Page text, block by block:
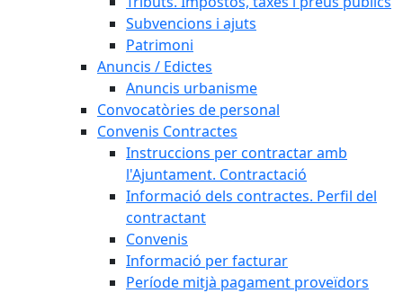
Subvencions i ajuts
Patrimoni
Anuncis / Edictes
Anuncis urbanisme
Convocatòries de personal
Convenis Contractes
Instruccions per contractar amb
l'Ajuntament. Contractació
Informació dels contractes. Perfil del
contractant
Convenis
Informació per facturar
Període mitjà pagament proveïdors